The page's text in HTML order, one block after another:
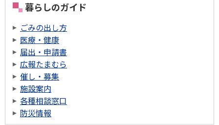
暮らしのガイド
ごみの出し方
医療・健康
届出・申請書
広報たまむら
催し・募集
施設案内
各種相談窓口
防災情報